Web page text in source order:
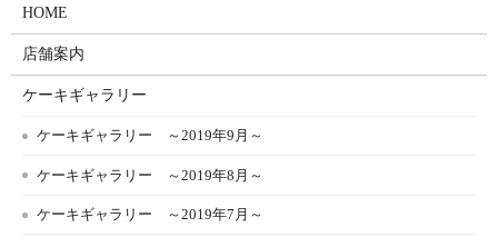
HOME
店舗案内
ケーキギャラリー
ケーキギャラリー ～2019年9月～
ケーキギャラリー ～2019年8月～
ケーキギャラリー ～2019年7月～